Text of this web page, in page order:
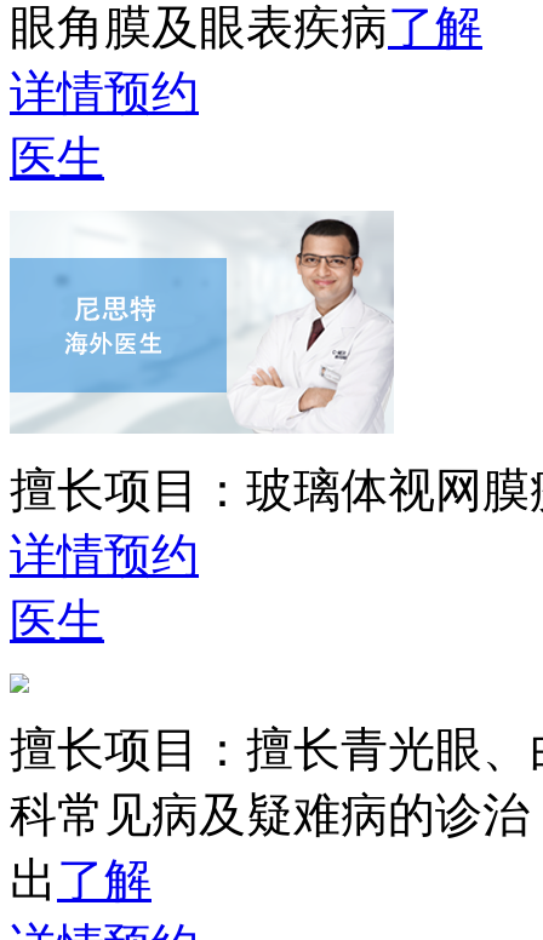
眼角膜及眼表疾病了解
详情预约
医生
擅长项目： 玻璃体视网
详情预约
医生
擅长项目： 擅长青光眼
科常见病及疑难病的诊
出 了解